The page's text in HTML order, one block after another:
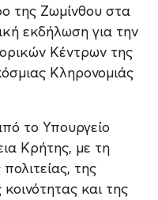
της Ζωμίνθου στα
εκδήλωση για την
Κέντρων της
Κληρονομιάς
το Υπουργείο
Κρήτης, με τη
της
και της